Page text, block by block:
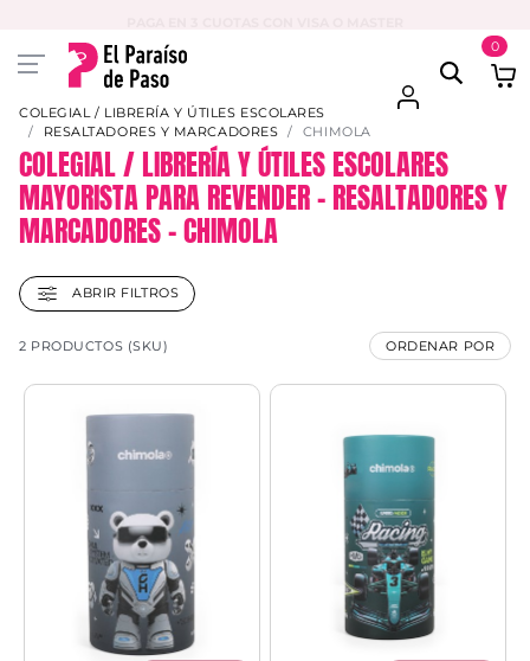
0
COLEGIAL / LIBRERÍA Y ÚTILES ESCOLARES
RESALTADORES Y MARCADORES
CHIMOLA
COLEGIAL / LIBRERÍA Y ÚTILES ESCOLARES
MAYORISTA PARA REVENDER – RESALTADORES Y
MARCADORES – CHIMOLA
ABRIR FILTROS
2 PRODUCTOS (SKU) ORDENAR POR